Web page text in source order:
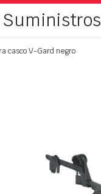
Suministros
casco V-Gard negro